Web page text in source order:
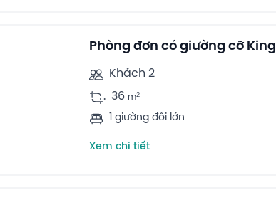
Phòng đơn có giường cỡ King
Khách 2
. 36 m2
1 giường đôi lớn
Xem chi tiết